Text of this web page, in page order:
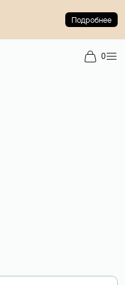
Подробнее
0